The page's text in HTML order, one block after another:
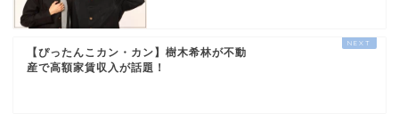
【ぴったんこカン・カン】樹木希林が不動
産で高額家賃収入が話題！